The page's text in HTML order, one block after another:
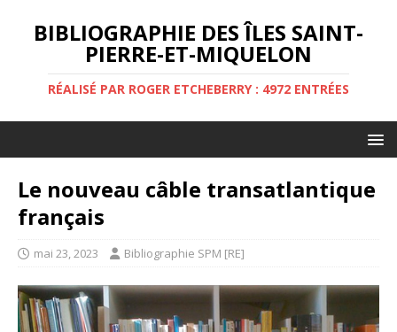
BIBLIOGRAPHIE DES ÎLES SAINT-
PIERRE-ET-MIQUELON
RÉALISÉ PAR ROGER ETCHEBERRY : 4972 ENTRÉES
Le nouveau câble transatlantique
français
mai 23, 2023 Bibliographie SPM [RE]